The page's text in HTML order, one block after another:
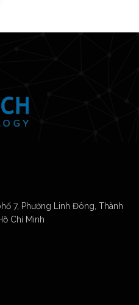
7, Phường Linh Đông, Thành
Chí Minh